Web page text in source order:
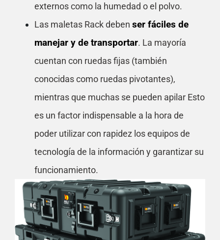
externos como la humedad o el polvo.
Las maletas Rack deben ser fáciles de
manejar y de transportar. La mayoría
cuentan con ruedas fijas (también
conocidas como ruedas pivotantes),
mientras que muchas se pueden apilar Esto
es un factor indispensable a la hora de
poder utilizar con rapidez los equipos de
tecnología de la información y garantizar su
funcionamiento.